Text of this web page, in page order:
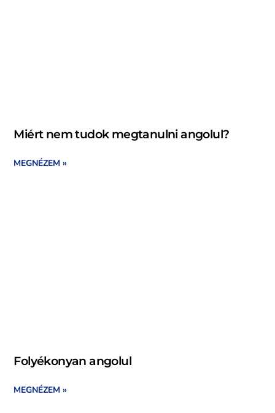
Miért nem tudok megtanulni angolul?
MEGNÉZEM »
Folyékonyan angolul
MEGNÉZEM »